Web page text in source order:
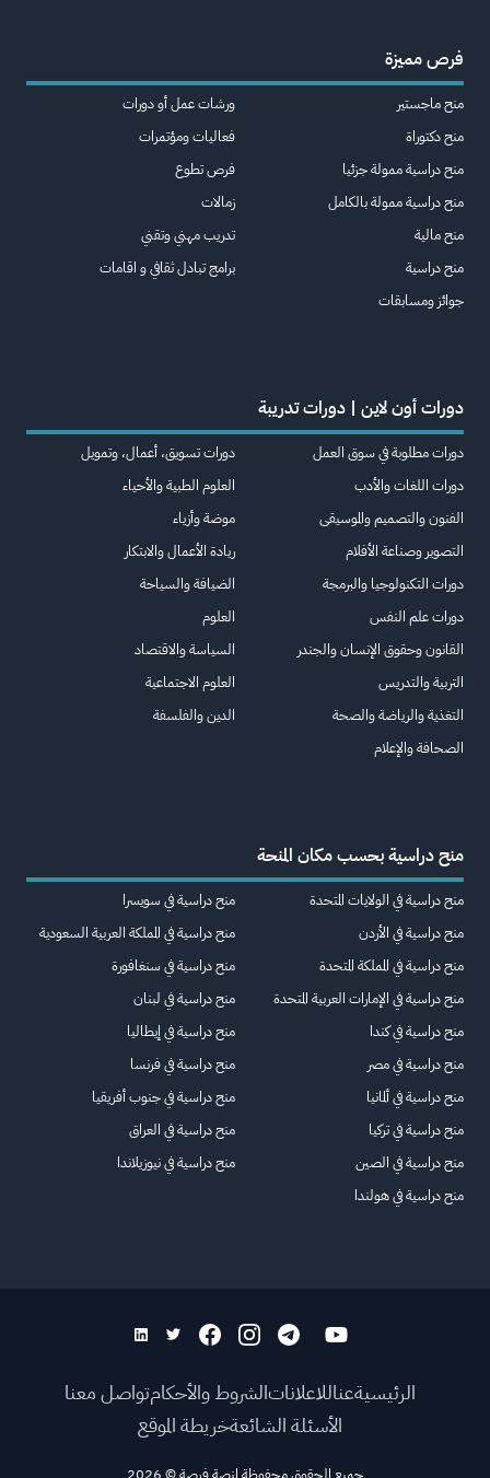
فرص مميزة
منح ماجستير
منح دكتوراة
منح دراسية ممولة جزئيا
منح دراسية ممولة بالكامل
منح مالية
منح دراسية
جوائز ومسابقات
ورشات عمل أو دورات
فعاليات ومؤتمرات
فرص تطوع
زمالات
تدريب مهني وتقني
برامج تبادل ثقافي و اقامات
دورات أون لاين | دورات تدريبة
دورات مطلوبة في سوق العمل
دورات اللغات والأدب
الفنون والتصميم والموسيقى
التصوير وصناعة الأفلام
دورات التكنولوجيا والبرمجة
دورات علم النفس
القانون وحقوق الإنسان والجندر
التربية والتدريس
التغذية والرياضة والصحة
الصحافة والإعلام
دورات تسويق، أعمال، وتمويل
العلوم الطبية والأحياء
موضة وأزياء
ريادة الأعمال والابتكار
الضيافة والسياحة
العلوم
السياسة والاقتصاد
العلوم الاجتماعية
الدين والفلسفة
منح دراسية بحسب مكان المنحة
منح دراسية في الولايات المتحدة
منح دراسية في الأردن
منح دراسية في المملكة المتحدة
منح دراسية في الإمارات العربية المتحدة
منح دراسية في كندا
منح دراسية في مصر
منح دراسية في ألمانيا
منح دراسية في تركيا
منح دراسية في الصين
منح دراسية في هولندا
منح دراسية في سويسرا
منح دراسية في المملكة العربية السعودية
منح دراسية في سنغافورة
منح دراسية في لبنان
منح دراسية في إيطاليا
منح دراسية في فرنسا
منح دراسية في جنوب أفريقيا
منح دراسية في العراق
منح دراسية في نيوزيلاندا
الرئيسيةعناللاعلاناتالشروط والأحكامتواصل معنا
الأسئلة الشائعةخريطة الموقع